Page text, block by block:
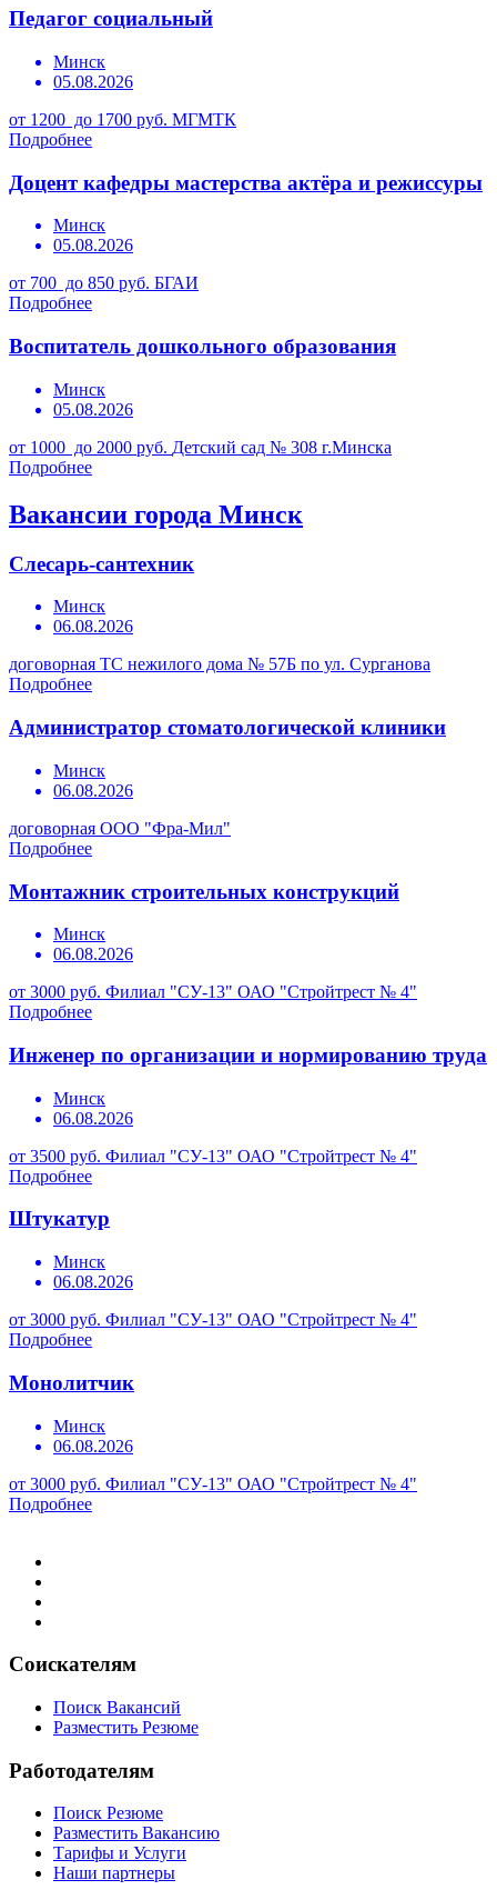
Педагог социальный
Минск
05.08.2026
от 1200 до 1700 руб. МГМТК
Подробнее
Доцент кафедры мастерства актёра и режиссуры
Минск
05.08.2026
от 700 до 850 руб. БГАИ
Подробнее
Воспитатель дошкольного образования
Минск
05.08.2026
от 1000 до 2000 руб. Детский сад № 308 г.Минска
Подробнее
Вакансии города Минск
Слесарь-сантехник
Минск
06.08.2026
договорная ТС нежилого дома № 57Б по ул. Сурганова
Подробнее
Администратор стоматологической клиники
Минск
06.08.2026
договорная ООО "Фра-Мил"
Подробнее
Монтажник строительных конструкций
Минск
06.08.2026
от 3000 руб. Филиал "СУ-13" ОАО "Стройтрест № 4"
Подробнее
Инженер по организации и нормированию труда
Минск
06.08.2026
от 3500 руб. Филиал "СУ-13" ОАО "Стройтрест № 4"
Подробнее
Штукатур
Минск
06.08.2026
от 3000 руб. Филиал "СУ-13" ОАО "Стройтрест № 4"
Подробнее
Монолитчик
Минск
06.08.2026
от 3000 руб. Филиал "СУ-13" ОАО "Стройтрест № 4"
Подробнее
Соискателям
Поиск Вакансий
Разместить Резюме
Работодателям
Поиск Резюме
Разместить Вакансию
Тарифы и Услуги
Наши партнеры